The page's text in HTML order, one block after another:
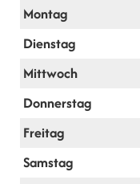
Montag
Dienstag
Mittwoch
Donnerstag
Freitag
Samstag